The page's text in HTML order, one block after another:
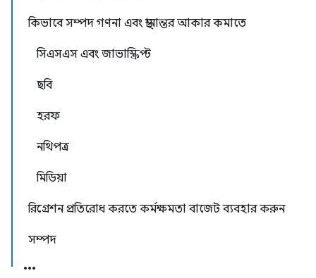
কিভাবে সম্পদ গণনা এবং স্থানান্তর আকার কমাতে
সিএসএস এবং জাভাস্ক্রিপ্ট
ছবি
হরফ
নথিপত্র
মিডিয়া
রিগ্রেশন প্রতিরোধ করতে কর্মক্ষমতা বাজেট ব্যবহার করুন
সম্পদ